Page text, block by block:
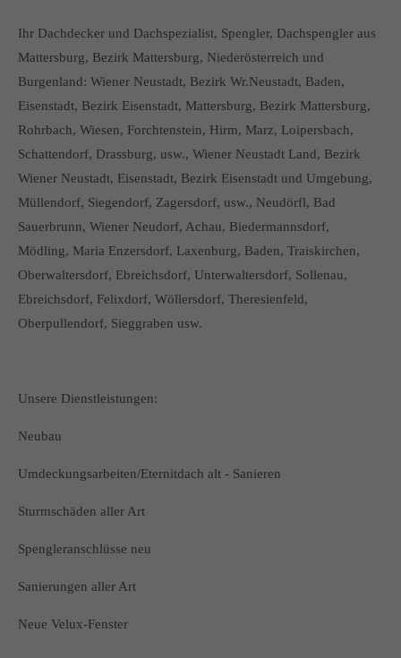
Ihr Dachdecker und Dachspezialist, Spengler, Dachspengler aus
Mattersburg, Bezirk Mattersburg, Niederösterreich und
Burgenland: Wiener Neustadt, Bezirk Wr.Neustadt, Baden,
Eisenstadt, Bezirk Eisenstadt, Mattersburg, Bezirk Mattersburg,
Rohrbach, Wiesen, Forchtenstein, Hirm, Marz, Loipersbach,
Schattendorf, Drassburg, usw., Wiener Neustadt Land, Bezirk
Wiener Neustadt, Eisenstadt, Bezirk Eisenstadt und Umgebung,
Müllendorf, Siegendorf, Zagersdorf, usw., Neudörfl, Bad
Sauerbrunn, Wiener Neudorf, Achau, Biedermannsdorf,
Mödling, Maria Enzersdorf, Laxenburg, Baden, Traiskirchen,
Oberwaltersdorf, Ebreichsdorf, Unterwaltersdorf, Sollenau,
Ebreichsdorf, Felixdorf, Wöllersdorf, Theresienfeld,
Oberpullendorf, Sieggraben usw.
Unsere Dienstleistungen:
Neubau
Umdeckungsarbeiten/Eternitdach alt - Sanieren
Sturmschäden aller Art
Spengleranschlüsse neu
Sanierungen aller Art
Neue Velux-Fenster